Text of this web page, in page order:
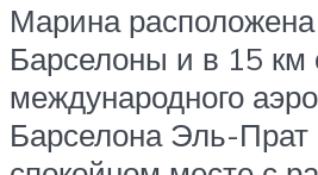
Марина
Барселоны и в 15 км
международного
Барселона Эль-Прат